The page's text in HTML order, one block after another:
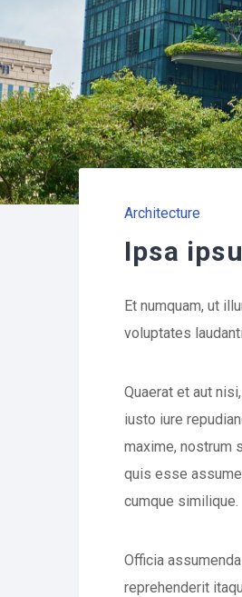
Architecture
Ipsa
Et numquam, ut
voluptates
Quaerat et aut
iusto iure
maxime, nostrum
quis esse
cumque similique.
Officia
reprehenderit